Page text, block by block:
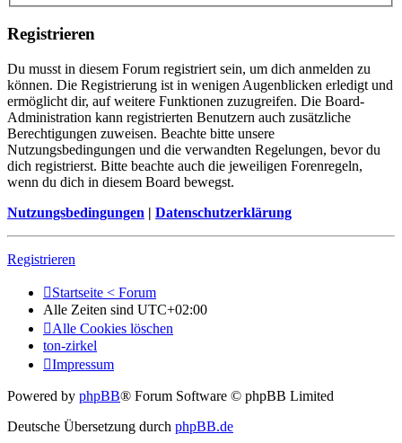
Registrieren
Du musst in diesem Forum registriert sein, um dich anmelden zu
können. Die Registrierung ist in wenigen Augenblicken erledigt und
ermöglicht dir, auf weitere Funktionen zuzugreifen. Die Board-
Administration kann registrierten Benutzern auch zusätzliche
Berechtigungen zuweisen. Beachte bitte unsere
Nutzungsbedingungen und die verwandten Regelungen, bevor du
dich registrierst. Bitte beachte auch die jeweiligen Forenregeln,
wenn du dich in diesem Board bewegst.
Nutzungsbedingungen | Datenschutzerklärung
Registrieren
Startseite < Forum
Alle Zeiten sind UTC+02:00
Alle Cookies löschen
ton-zirkel
Impressum
Powered by phpBB® Forum Software © phpBB Limited
Deutsche Übersetzung durch phpBB.de